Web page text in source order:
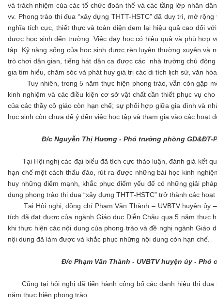
và trách nhiệm của các tổ chức đoàn thể và các tầng lớp nhân
vv. Phong trào thi đua “xây dựng THTT-HSTC” đã duy trì, mở
nghĩa tích cực, thiết thực và toàn diện đem lại hiệu quả cao đối
được học sinh đến trường. Việc dạy học có hiệu quả và phù hợp
tập. Kỹ năng sống của học sinh được rèn luyện thường xuyên và
trò chơi dân gian, tiếng hát dân ca được các nhà trường chủ
gia tìm hiểu, chăm sóc và phát huy giá trị các di tích lịch sử, văn
Tuy nhiên, trong 5 năm thực hiện phong trào, vẫn còn gặp
kinh nghiệm và các điều kiện cơ sở vật chất cần thiết phục vụ
của các thầy cô giáo còn hạn chế; sự phối hợp giữa gia đình và
học sinh còn chưa để ý đến việc học tập và tham gia vào các hoạt
Đ/c Nguyễn Thị Hương - Phó trưởng phòng
Tại Hội nghị các đại biểu đã tích cực thảo luận, đánh giá kết
hạn chế một cách thấu đáo, rút ra được những bài học kinh
huy những điểm mạnh, khắc phục điểm yếu để có những giải
dung phong trào thi đua “xây dựng THTT-HSTC” trở thành các
Tại Hội nghị, đồng chí Phạm Văn Thành – UVBTV huyện ủy
tích đã đạt được của ngành Giáo dục Diễn Châu qua 5 năm thực
khi thực hiện các nội dung của phong trào và đề nghị ngành
nội dung đã làm được và khắc phục những nội dung còn hạn chế.
Đ/c Phạm Văn Thành - UVBTV huyện ủy -
Cũng tại hội nghị đã tiến hành công bố các danh hiệu thi đua
năm thực hiện phong trào.